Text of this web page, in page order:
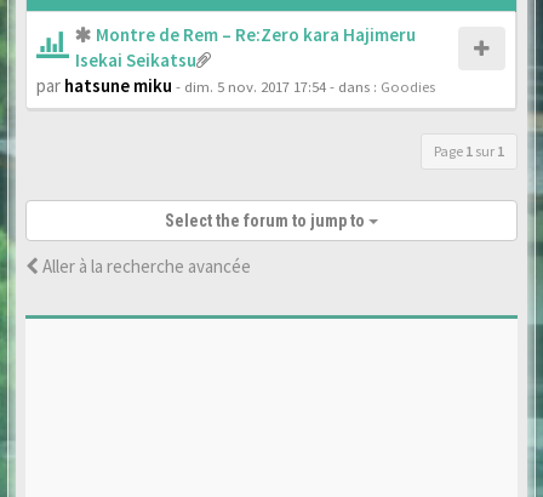
Montre de Rem – Re:Zero kara Hajimeru
Isekai Seikatsu
par hatsune miku - dim. 5 nov. 2017 17:54- dans : Goodies
Page 1 sur 1
Select the forum to jump to
Aller à la recherche avancée